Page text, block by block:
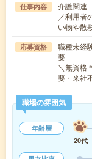
仕事内容
介護関連
／利用者
い物や散
応募資格
職種未経
要
＼無資格
要・来社
職場の雰囲気
年齢層
20代